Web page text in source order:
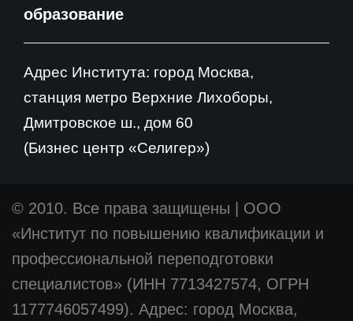
образование
Адрес Института: город Москва,
станция метро Верхние Лихоборы,
Дмитровское ш., дом 60
(Бизнес центр «Селигер»)
© 2010. Все права защищены
ООО
«Институт по повышению квалификации и
профессиональной переподготовки
специалистов» (ИНН 7713427574, ОГРН
1177746057499). Адрес: город Москва,